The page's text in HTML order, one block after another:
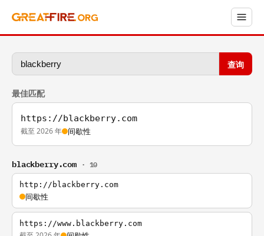
查询
最佳匹配
https://blackberry.com
截至 2026 年 间歇性
blackberry.com · 10
http://blackberry.com
间歇性
https://www.blackberry.com